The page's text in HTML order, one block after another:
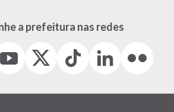
a prefeitura nas redes
(Antigo
(link
Tiktok
(link
em
LinkedIn
(link
em
(link
em